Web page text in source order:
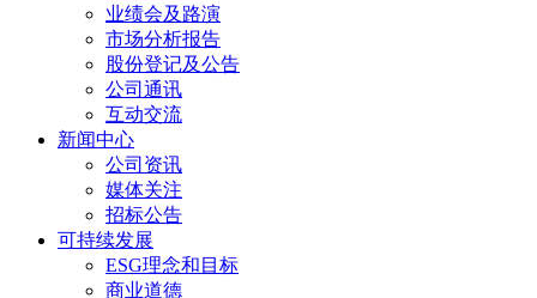
业绩会及路演
市场分析报告
股份登记及公告
公司通讯
互动交流
新闻中心
公司资讯
媒体关注
招标公告
可持续发展
ESG理念和目标
商业道德